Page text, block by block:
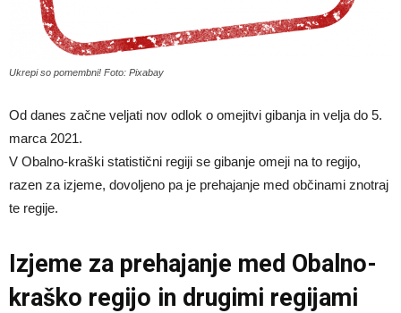
Ukrepi so pomembni! Foto: Pixabay
Od danes začne veljati nov odlok o omejitvi gibanja in velja do 5.
marca 2021.
V Obalno-kraški statistični regiji se gibanje omeji na to regijo,
razen za izjeme, dovoljeno pa je prehajanje med občinami znotraj
te regije.
Izjeme za prehajanje med Obalno-
kraško regijo in drugimi regijami